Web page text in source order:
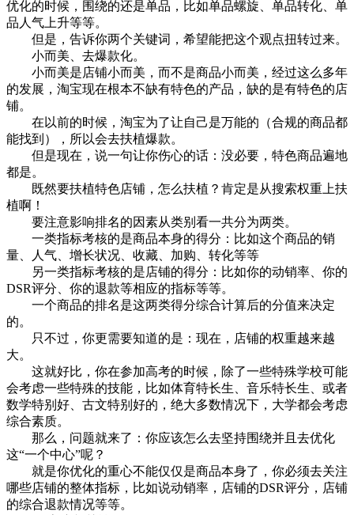
优化的时候，围绕的还是单品，比如单品螺旋、单品转化、单
品人气上升等等。
但是，告诉你两个关键词，希望能把这个观点扭转过来。
小而美、去爆款化。
小而美是店铺小而美，而不是商品小而美，经过这么多年
的发展，淘宝现在根本不缺有特色的产品，缺的是有特色的店
铺。
在以前的时候，淘宝为了让自己是万能的（合规的商品都
能找到），所以会去扶植爆款。
但是现在，说一句让你伤心的话：没必要，特色商品遍地
都是。
既然要扶植特色店铺，怎么扶植？肯定是从搜索权重上扶
植啊！
要注意影响排名的因素从类别看一共分为两类。
一类指标考核的是商品本身的得分：比如这个商品的销
量、人气、增长状况、收藏、加购、转化等等
另一类指标考核的是店铺的得分：比如你的动销率、你的
DSR评分、你的退款等相应的指标等等。
一个商品的排名是这两类得分综合计算后的分值来决定
的。
只不过，你更需要知道的是：现在，店铺的权重越来越
大。
这就好比，你在参加高考的时候，除了一些特殊学校可能
会考虑一些特殊的技能，比如体育特长生、音乐特长生、或者
数学特别好、古文特别好的，绝大多数情况下，大学都会考虑
综合素质。
那么，问题就来了：你应该怎么去坚持围绕并且去优化
这“一个中心”呢？
就是你优化的重心不能仅仅是商品本身了，你必须去关注
哪些店铺的整体指标，比如说动销率，店铺的DSR评分，店铺
的综合退款情况等等。